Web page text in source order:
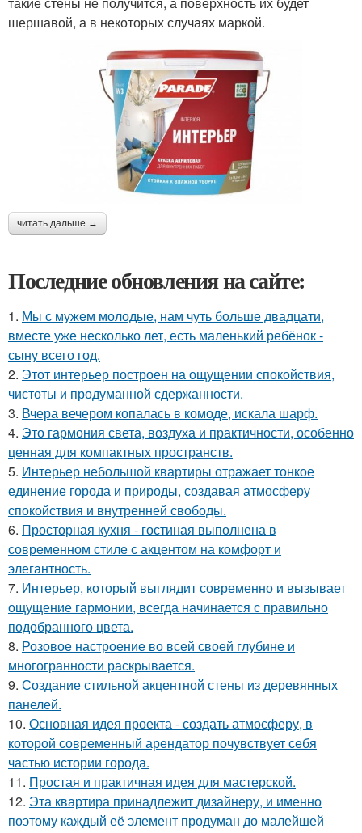
шершавой, а в некоторых случаях маркой.
читать дальше →
Последние обновления на сайте:
1. Мы с мужем молодые, нам чуть больше двадцати,
вместе уже несколько лет, есть маленький ребёнок -
сыну всего год.
2. Этот интерьер построен на ощущении спокойствия,
чистоты и продуманной сдержанности.
3. Вчера вечером копалась в комоде, искала шарф.
4. Это гармония света, воздуха и практичности, особенно
ценная для компактных пространств.
5. Интерьер небольшой квартиры отражает тонкое
единение города и природы, создавая атмосферу
спокойствия и внутренней свободы.
6. Просторная кухня - гостиная выполнена в
современном стиле с акцентом на комфорт и
элегантность.
7. Интерьер, который выглядит современно и вызывает
ощущение гармонии, всегда начинается с правильно
подобранного цвета.
8. Розовое настроение во всей своей глубине и
многогранности раскрывается.
9. Создание стильной акцентной стены из деревянных
панелей.
10. Основная идея проекта - создать атмосферу, в
которой современный арендатор почувствует себя
частью истории города.
11. Простая и практичная идея для мастерской.
12. Эта квартира принадлежит дизайнеру, и именно
поэтому каждый её элемент продуман до малейшей